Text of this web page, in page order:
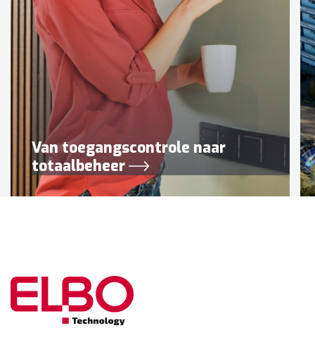
Van toegangscontrole naar
totaalbeheer